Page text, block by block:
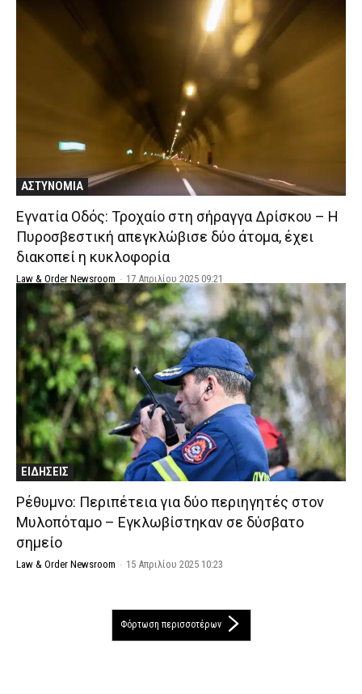
ΑΣΤΥΝΟΜΙΑ
Εγνατία Οδός: Τροχαίο στη σήραγγα Δρίσκου – Η
Πυροσβεστική απεγκλώβισε δύο άτομα, έχει
διακοπεί η κυκλοφορία
Law & Order Newsroom - 17 Απριλίου 2025 09:21
ΕΙΔΗΣΕΙΣ
Ρέθυμνο: Περιπέτεια για δύο περιηγητές στον
Μυλοπόταμο – Εγκλωβίστηκαν σε δύσβατο
σημείο
Law & Order Newsroom - 15 Απριλίου 2025 10:23
Φόρτωση περισσοτέρων